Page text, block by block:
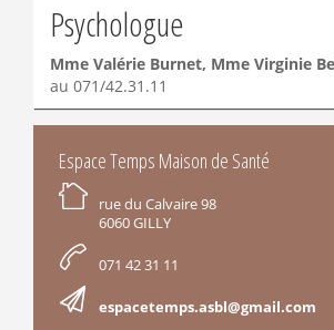
Psychologue
Mme Valérie Burnet, Mme Virginie
au 071/42.31.11
INFORMATIONS
Espace Temps Maison de Santé
rue du Calvaire 98
6060 GILLY
071 42 31 11
espacetemps.asbl@gmail.com